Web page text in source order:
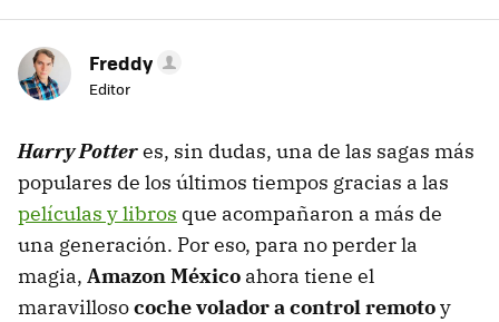
Freddy
Editor
Harry Potteres, sin dudas, una de las sagas más
populares de los últimos tiempos gracias a las
películas y libros que acompañaron a más de
una generación. Por eso, para no perder la
magia, Amazon México ahora tiene el
maravillosocoche volador a control remotoy